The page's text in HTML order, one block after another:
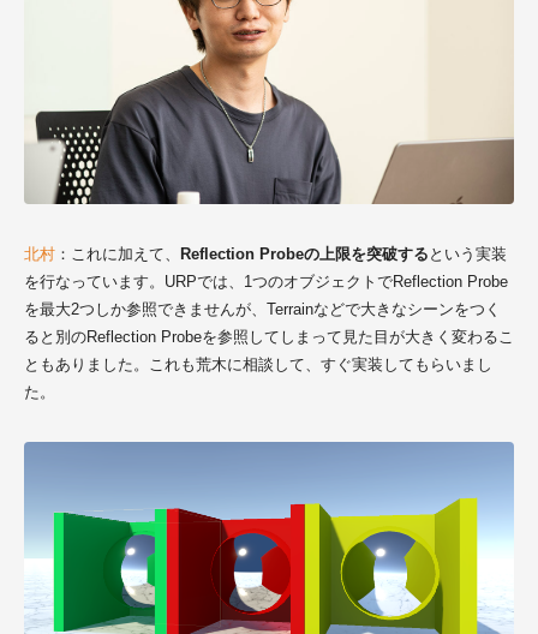
北村 ：これに加えて、 Reflection Probeの上限を突破する という実装
を行なっています。URPでは、1つのオブジェクトでReflection Probe
を最大2つしか参照できませんが、Terrainなどで大きなシーンをつく
ると別のReflection Probeを参照してしまって見た目が大きく変わるこ
ともありました。これも荒木に相談して、すぐ実装してもらいまし
た。